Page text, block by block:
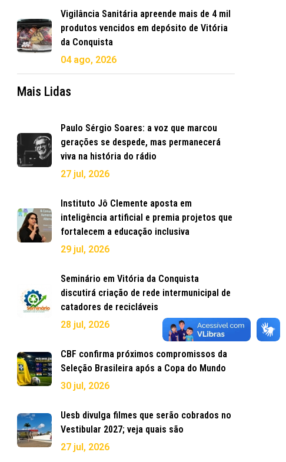
Vigilância Sanitária apreende mais de 4 mil
produtos vencidos em depósito de Vitória
da Conquista
04 ago, 2026
Mais Lidas
Paulo Sérgio Soares: a voz que marcou
gerações se despede, mas permanecerá
viva na história do rádio
27 jul, 2026
Instituto Jô Clemente aposta em
inteligência artificial e premia projetos que
fortalecem a educação inclusiva
29 jul, 2026
Seminário em Vitória da Conquista
discutirá criação de rede intermunicipal de
catadores de recicláveis
28 jul, 2026
CBF confirma próximos compromissos da
Seleção Brasileira após a Copa do Mundo
30 jul, 2026
Uesb divulga filmes que serão cobrados no
Vestibular 2027; veja quais são
27 jul, 2026